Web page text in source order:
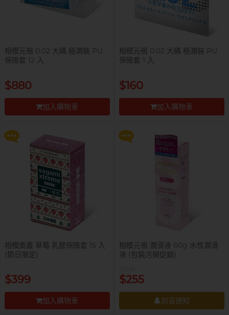
相模元祖 0.02 大碼 極潤裝 PU
保險套 12 入
$880
加入購物車
相模元祖 0.02 大碼 極潤裝 PU
保險套 1 入
$160
加入購物車
$99 換購 Smile Makers 私密潤滑
液 0% Paraben 60ml 一支
更多優惠
相模奧義 草莓 乳膠保險套 15 入
(節日限定)
$399
加入購物車
$99 換購 Smile Makers 私密潤滑
液 0% Paraben 60ml 一支
更多優惠
相模元祖 潤滑液 60g 水性潤滑
液 (包裝污損促銷)
$255
到貨通知
提醒你，凡購買任何商品即可以
$99 換購 Smile Makers 私密潤滑
液 0% Paraben 60ml 一支
更多優惠
提醒你，凡購買任何商品即可以
$99 換購 Smile Makers 私密潤滑
液 0% Paraben 60ml 一支
更多優惠